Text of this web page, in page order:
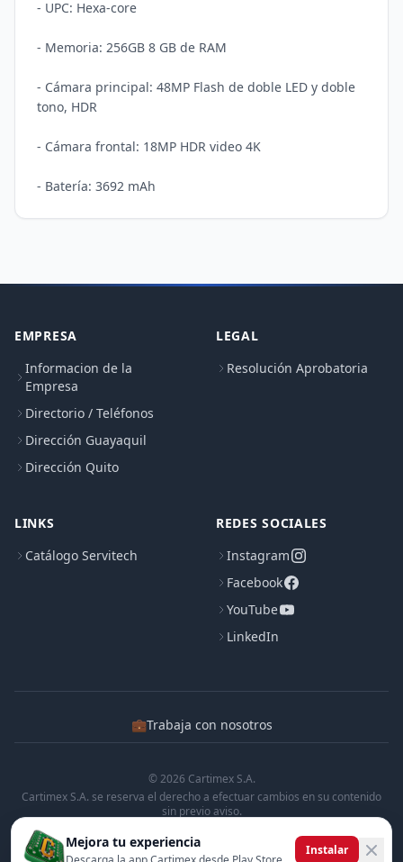
- UPC: Hexa-core
- Memoria: 256GB 8 GB de RAM
- Cámara principal: 48MP Flash de doble LED y doble
tono, HDR
- Cámara frontal: 18MP HDR video 4K
EMPRESA
Informacion de la
Empresa
Directorio / Teléfonos
Dirección Guayaquil
Dirección Quito
LEGAL
Resolución Aprobatoria
LINKS
Catálogo Servitech
REDES SOCIALES
Instagram
Facebook
YouTube
LinkedIn
💼Trabaja con nosotros
© 2026 Cartimex S.A.
Cartimex S.A. se reserva el derecho a efectuar cambios en su contenido
sin previo aviso.
Cartimex S.A. no manifiesta ni garantiza que la informacion contenida en
esta pagina sea precisa o completa.
Mejora tu experiencia Instalar